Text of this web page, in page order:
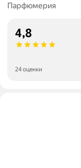
Парфюмерия
4,8
24 оценки